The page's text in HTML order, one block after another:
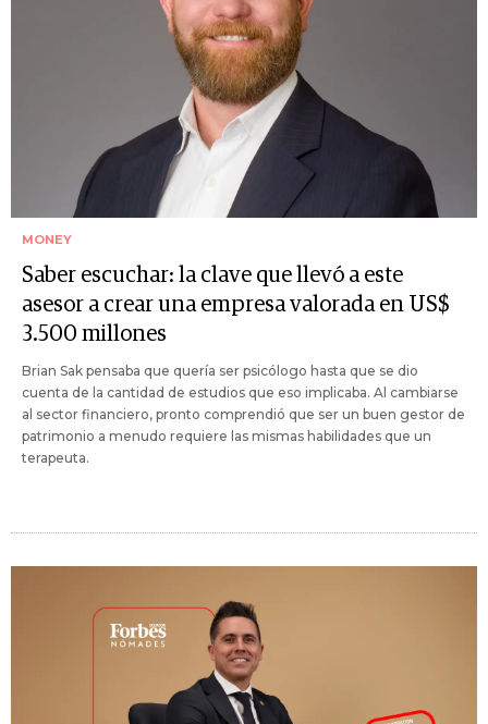
MONEY
Saber escuchar: la clave que llevó a este
asesor a crear una empresa valorada en US$
3.500 millones
Brian Sak pensaba que quería ser psicólogo hasta que se dio
cuenta de la cantidad de estudios que eso implicaba. Al cambiarse
al sector financiero, pronto comprendió que ser un buen gestor de
patrimonio a menudo requiere las mismas habilidades que un
terapeuta.